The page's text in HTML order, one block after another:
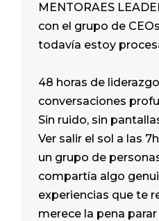
MENTORAES
con el grupo de
todavía estoy
48 horas de
conversaciones
Sin ruido, sin
Ver salir el sol a las
un grupo de
compartía algo
experiencias que te
merece la pena